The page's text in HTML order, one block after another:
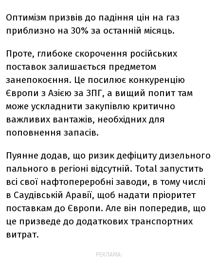
Оптимізм призвів до падіння цін на газ
приблизно на 30% за останній місяць.
Проте, глибоке скорочення російських
поставок залишається предметом
занепокоєння. Це посилює конкуренцію
Європи з Азією за ЗПГ, а вищий попит там
може ускладнити закупівлю критично
важливих вантажів, необхідних для
поповнення запасів.
Пуянне додав, що ризик дефіциту дизельного
пального в регіоні відсутній. Total запустить
всі свої нафтопереробні заводи, в тому числі
в Саудівській Аравії, щоб надати пріоритет
поставкам до Європи. Але він попередив, що
це призведе до додаткових транспортних
витрат.
РЕКЛАМА: